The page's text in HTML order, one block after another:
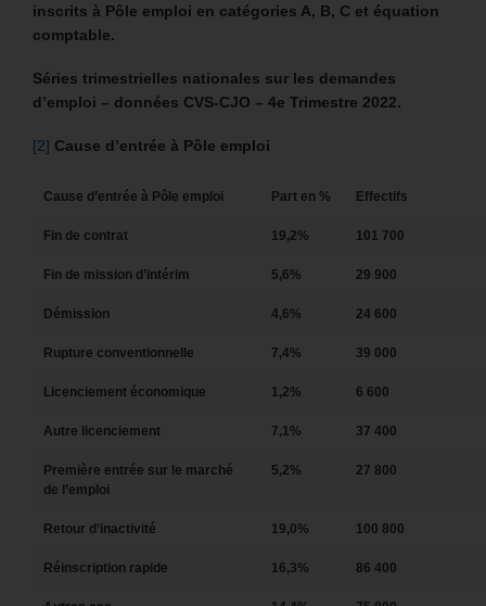
inscrits à Pôle emploi en catégories A, B, C et équation
comptable.
Séries trimestrielles nationales sur les demandes
d’emploi – données CVS-CJO – 4e Trimestre 2022.
[2] Cause d’entrée à Pôle emploi
Cause d’entrée à Pôle emploi Part en % Effectifs
Fin de contrat 19,2% 101 700
Fin de mission d’intérim 5,6% 29 900
Démission 4,6% 24 600
Rupture conventionnelle 7,4% 39 000
Licenciement économique 1,2% 6 600
Autre licenciement 7,1% 37 400
Première entrée sur le marché
de l’emploi
5,2% 27 800
Retour d’inactivité 19,0% 100 800
Réinscription rapide 16,3% 86 400